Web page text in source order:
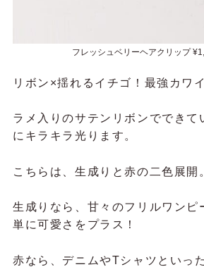
フレッシュベリーヘアクリップ
リボン×揺れるイチゴ！最強カワ
ラメ入りのサテンリボンでできて
にキラキラ光ります。
こちらは、生成りと赤の二色展開
生成りなら、甘々のフリルワンピ
単に可愛さをプラス！
赤なら、デニムやTシャツといっ